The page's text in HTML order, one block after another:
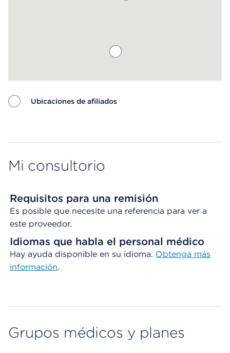
Ubicaciones de afiliados
Mi consultorio
Requisitos para una remisión
Es posible que necesite una referencia para ver a
este proveedor.
Idiomas que habla el personal médico
Hay ayuda disponible en su idioma. Obtenga más
información.
Grupos médicos y planes